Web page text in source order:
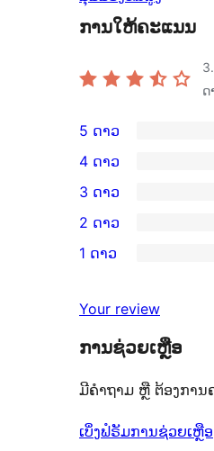
ການໃຫ້ຄະແນນ
ດ
ການ
ວິຈານ
5
ດາວ
ຈຳນວນ
ລາຍການ
5 ດາວ
ວິຈານ
4
ດາວ
0
ລາຍການ
4 ດາວ
ການ
ວິຈານ
3
ຈຳນວນ
1
3 ດາວ
ວິຈານ
ດາວ
ຈຳນວນ
ລາຍການ
2 ດາວ
1
ດາວ
2
ລາຍການ
1 ດາວ
Your review
ການຊ່ວຍເຫຼືອ
ມີຄຳຖາມ ຫຼື ຕ້ອງການ
ເບິ່ງຟໍຣັມການຊ່ວຍເຫຼືອ